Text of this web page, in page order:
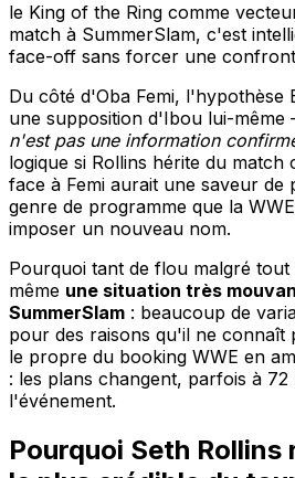
le King of the Ring comme
match à SummerSlam, c'est
face-off sans forcer une
Du côté d'Oba Femi, l'hypothèse
une supposition d'Ibou lui-même
n'est pas une information
logique si Rollins hérite du match
face à Femi aurait une saveur de
genre de programme que la
imposer un nouveau nom.
Pourquoi tant de flou malgré
même une situation très
SummerSlam : beaucoup de
pour des raisons qu'il ne connaît
le propre du booking WWE en
: les plans changent, parfois à 72
l'événement.
Pourquoi Seth